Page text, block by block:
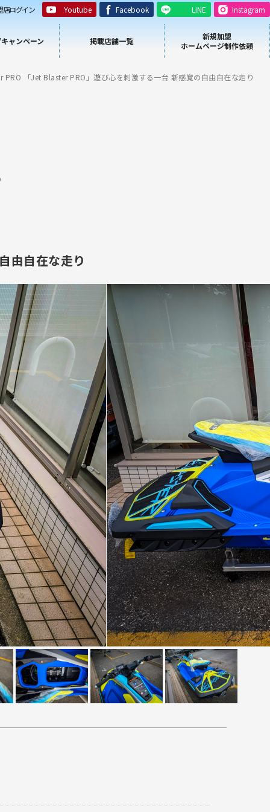
店ログイン Youtube Facebook LINE Instagram
ャンペーン 掲載店舗一覧
新規加盟
ホームページ制作依頼
PRO 「Jet Blaster PRO」遊び心を刺激する一台 新感覚の自由自在な走り
由自在な走り